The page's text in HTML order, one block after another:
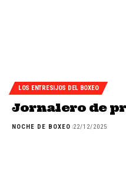
LOS ENTRESIJOS DEL BOXEO
Jornalero de
NOCHE DE BOXEO 22/12/2025